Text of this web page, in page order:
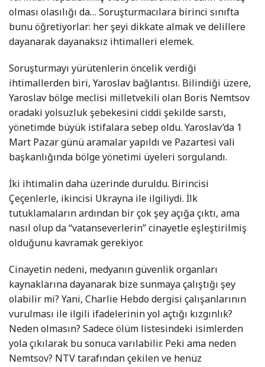
olması olasılığı da… Soruşturmacılara birinci sınıfta
bunu öğretiyorlar: her şeyi dikkate almak ve delillere
dayanarak dayanaksız ihtimalleri elemek.
Soruşturmayı yürütenlerin öncelik verdiği
ihtimallerden biri, Yaroslav bağlantısı. Bilindiği üzere,
Yaroslav bölge meclisi milletvekili olan Boris Nemtsov
oradaki yolsuzluk şebekesini ciddi şekilde sarstı,
yönetimde büyük istifalara sebep oldu. Yaroslav’da 1
Mart Pazar günü aramalar yapıldı ve Pazartesi vali
başkanlığında bölge yönetimi üyeleri sorgulandı.
İki ihtimalin daha üzerinde duruldu. Birincisi
Çeçenlerle, ikincisi Ukrayna ile ilgiliydi. İlk
tutuklamaların ardından bir çok şey açığa çıktı, ama
nasıl olup da “vatanseverlerin” cinayetle eşleştirilmiş
olduğunu kavramak gerekiyor.
Cinayetin nedeni, medyanın güvenlik organları
kaynaklarına dayanarak bize sunmaya çalıştığı şey
olabilir mi? Yani, Charlie Hebdo dergisi çalışanlarının
vurulması ile ilgili ifadelerinin yol açtığı kızgınlık?
Neden olmasın? Sadece ölüm listesindeki isimlerden
yola çıkılarak bu sonuca varılabilir. Peki ama neden
Nemtsov? NTV tarafından çekilen ve henüz